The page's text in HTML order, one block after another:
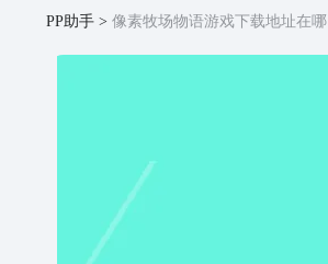
PP助手 像素牧场物语游戏下载地址在哪